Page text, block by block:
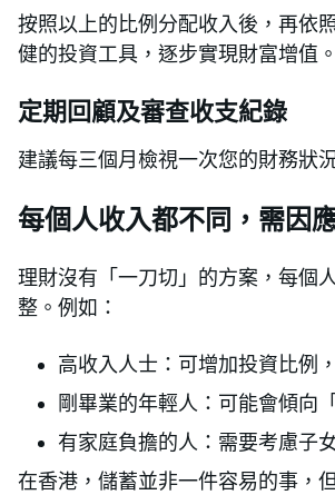
按照以上的比例分配收入後，再依
健的投資工具，逐步實現財富增值。
定期回顧及審查收支紀錄
建議每三個月檢視一次您的財務狀
每個人收入都不同，需因
理財沒有「一刀切」的方案，每個
整。例如：
高收入人士：可增加投資比例
剛畢業的年輕人：可能會傾向
有家庭負擔的人：需要考慮子
在香港，儲蓄並非一件容易的事，